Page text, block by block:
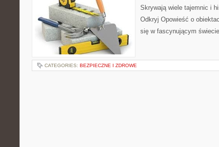
Skrywają wiele tajemnic i
Odkryj Opowieść o
się w fascynującym
CATEGORIES: BEZPIECZNE I ZDROWE